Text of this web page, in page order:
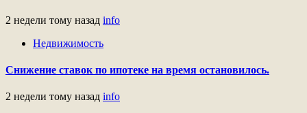
2 недели тому назад info
Недвижимость
Снижение ставок по ипотеке на время остановилось.
2 недели тому назад info